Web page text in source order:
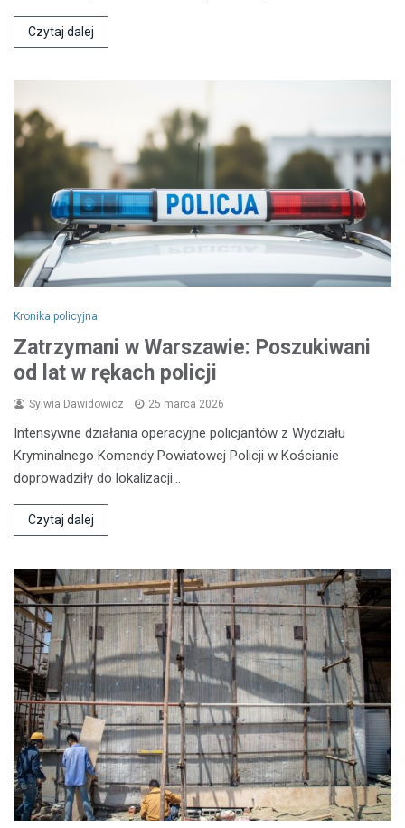
Czytaj dalej
Kronika policyjna
Zatrzymani w Warszawie: Poszukiwani
od lat w rękach policji
Sylwia Dawidowicz 25 marca 2026
Intensywne działania operacyjne policjantów z Wydziału
Kryminalnego Komendy Powiatowej Policji w Kościanie
doprowadziły do lokalizacji…
Czytaj dalej